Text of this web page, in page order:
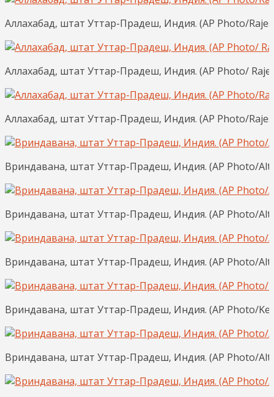
Аллахабад, штат Уттар-Прадеш, Индия. (AP Photo/
Аллахабад, штат Уттар-Прадеш, Индия. (AP Photo/
Аллахабад, штат Уттар-Прадеш, Индия. (AP Photo/
Вриндавана, штат Уттар-Прадеш, Индия. (AP Photo/
Вриндавана, штат Уттар-Прадеш, Индия. (AP Photo/
Вриндавана, штат Уттар-Прадеш, Индия. (AP Photo/
Вриндавана, штат Уттар-Прадеш, Индия. (AP Photo/
Вриндавана, штат Уттар-Прадеш, Индия. (AP Photo/